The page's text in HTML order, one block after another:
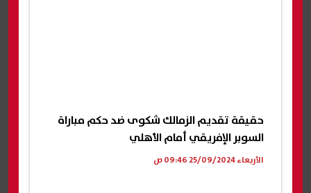
حقيقة تقديم الزمالك شكوى ضد حكم مباراة
السوبر الإفريقي أمام الأهلي
الأربعاء 25/09/2024 09:46 ص